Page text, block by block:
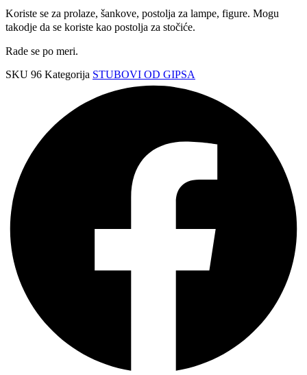
Koriste se za prolaze, šankove, postolja za lampe, figure. Mogu
takodje da se koriste kao postolja za stočiće.
Rade se po meri.
SKU 96 Kategorija STUBOVI OD GIPSA